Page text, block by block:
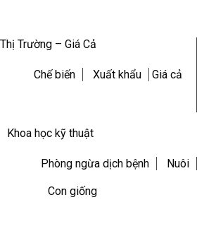
Thị Trường – Giá Cả
Chế biến Xuất khẩu Giá cả
Khoa học kỹ thuật
Phòng ngừa dịch bệnh Nuôi
Con giống